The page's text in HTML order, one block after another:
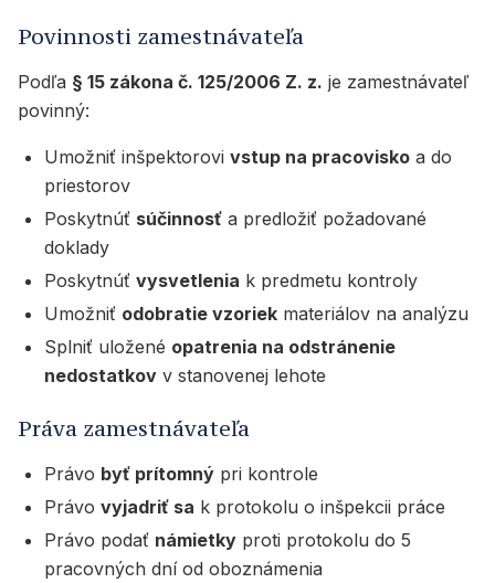
Povinnosti zamestnávateľa
Podľa § 15 zákona č. 125/2006 Z. z. je zamestnávateľ
povinný:
Umožniť inšpektorovi vstup na pracovisko a do
priestorov
Poskytnúť súčinnosť a predložiť požadované
doklady
Poskytnúť vysvetlenia k predmetu kontroly
Umožniť odobratie vzoriek materiálov na analýzu
Splniť uložené opatrenia na odstránenie
nedostatkov v stanovenej lehote
Práva zamestnávateľa
Právo byť prítomný pri kontrole
Právo vyjadriť sa k protokolu o inšpekcii práce
Právo podať námietky proti protokolu do 5
pracovných dní od oboznámenia